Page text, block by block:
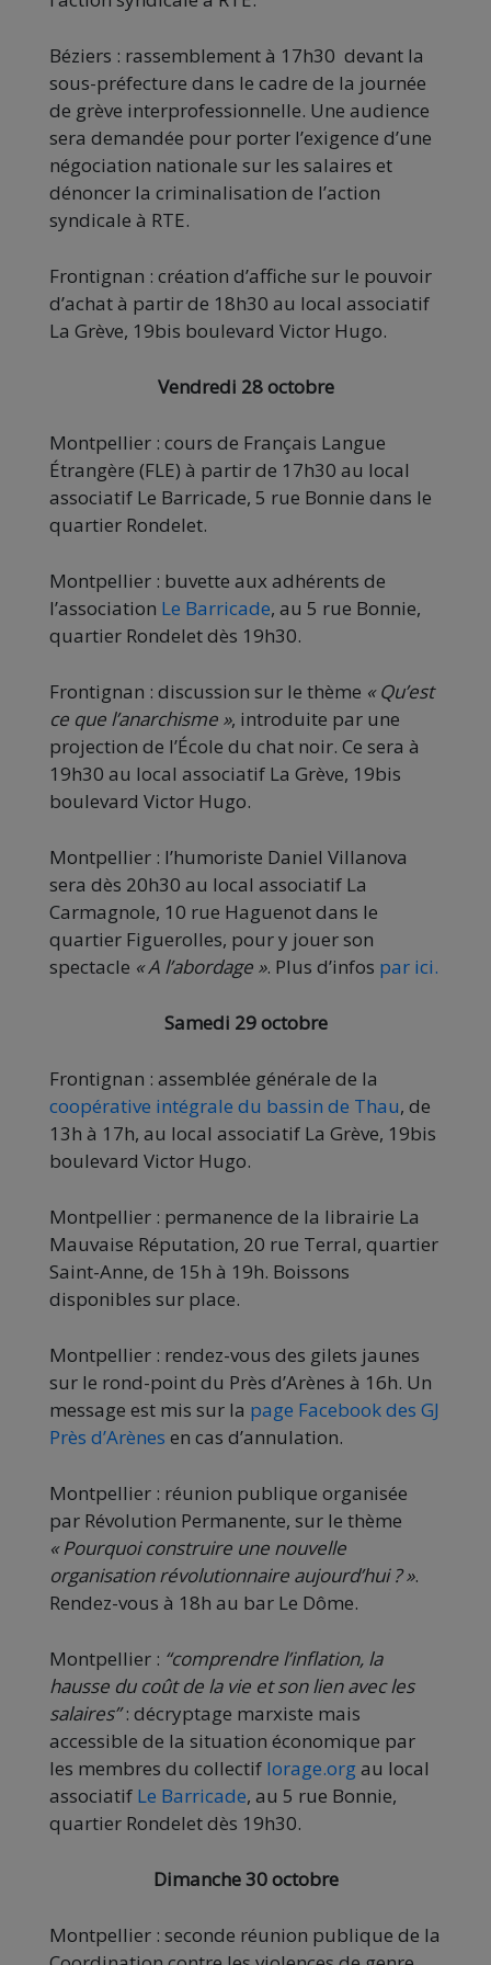
Béziers : rassemblement à 17h30 devant la
sous-préfecture dans le cadre de la journée
de grève interprofessionnelle. Une audience
sera demandée pour porter l’exigence d’une
négociation nationale sur les salaires et
dénoncer la criminalisation de l’action
syndicale à RTE.
Frontignan : création d’affiche sur le pouvoir
d’achat à partir de 18h30 au local associatif
La Grève, 19bis boulevard Victor Hugo.
Vendredi 28 octobre
Montpellier : cours de Français Langue
Étrangère (FLE) à partir de 17h30 au local
associatif Le Barricade, 5 rue Bonnie dans le
quartier Rondelet.
Montpellier : buvette aux adhérents de
l’association Le Barricade, au 5 rue Bonnie,
quartier Rondelet dès 19h30.
Frontignan : discussion sur le thème « Qu’est
ce que l’anarchisme », introduite par une
projection de l’École du chat noir. Ce sera à
19h30 au local associatif La Grève, 19bis
boulevard Victor Hugo.
Montpellier : l’humoriste Daniel Villanova
sera dès 20h30 au local associatif La
Carmagnole, 10 rue Haguenot dans le
quartier Figuerolles, pour y jouer son
spectacle « A l’abordage ». Plus d’infos par ici.
Samedi 29 octobre
Frontignan : assemblée générale de la
coopérative intégrale du bassin de Thau, de
13h à 17h, au local associatif La Grève, 19bis
boulevard Victor Hugo.
Montpellier : permanence de la librairie La
Mauvaise Réputation, 20 rue Terral, quartier
Saint-Anne, de 15h à 19h. Boissons
disponibles sur place.
Montpellier : rendez-vous des gilets jaunes
sur le rond-point du Près d’Arènes à 16h. Un
message est mis sur la page Facebook des GJ
Près d’Arènes en cas d’annulation.
Montpellier : réunion publique organisée
par Révolution Permanente, sur le thème
« Pourquoi construire une nouvelle
organisation révolutionnaire aujourd’hui ? ».
Rendez-vous à 18h au bar Le Dôme.
Montpellier : “comprendre l’inflation, la
hausse du coût de la vie et son lien avec les
salaires”: décryptage marxiste mais
accessible de la situation économique par
les membres du collectif lorage.orgau local
associatif Le Barricade, au 5 rue Bonnie,
quartier Rondelet dès 19h30.
Dimanche 30 octobre
Montpellier : seconde réunion publique de la